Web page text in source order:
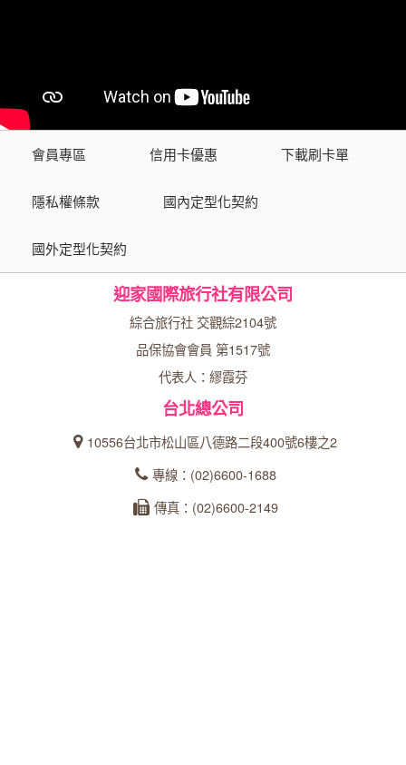
會員專區 信用卡優惠 下載刷卡單
隱私權條款 國內定型化契約
國外定型化契約
迎家國際旅行社有限公司
綜合旅行社 交觀綜2104號
品保協會會員 第1517號
代表人：繆霞芬
台北總公司
10556台北市松山區八德路二段400號6樓之2
專線：(02)6600-1688
傳真：(02)6600-2149